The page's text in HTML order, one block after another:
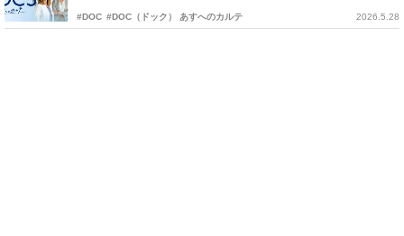
#DOC #DOC（ドック） あすへのカルテ 2026.5.28